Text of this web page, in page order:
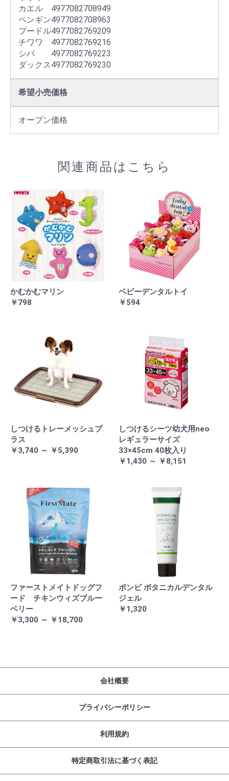
カエル　4977082708949
ペンギン4977082708963
プードル4977082769209
チワワ　4977082769216
シバ　　4977082769223
ダックス4977082769230
希望小売価格
オープン価格
関連商品はこちら
かむかむマリン
￥798
ベビーデンタルトイ
￥594
しつけるトレーメッシュプ
ラス
￥3,740 ～ ￥5,390
しつけるシーツ幼犬用neo
レギュラーサイズ
33×45cm 40枚入り
￥1,430 ～ ￥8,151
ファーストメイトドッグフ
ード チキンウィズブルー
ベリー
￥3,300 ～ ￥18,700
ボンビ ボタニカルデンタル
ジェル
￥1,320
会社概要
プライバシーポリシー
利用規約
特定商取引法に基づく表記